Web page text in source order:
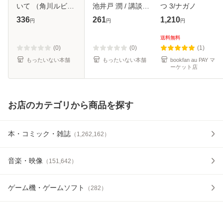
いて （角川ルビー
文庫） / 水上 ルイ
無料】
336円
(0)
もったいない本舗
池井戸 潤 / 講談社
[文庫]【メール便送
261円
(0)
もったいない本舗
つ 3/ナガノ
1,210円
送料無料
(1)
bookfan au PAY マ
ーケット店
お店のカテゴリから商品を探す
本・コミック・雑誌 （ 1,262,162 ）
音楽・映像 （ 151,642 ）
ゲーム機・ゲームソフト （282 ）